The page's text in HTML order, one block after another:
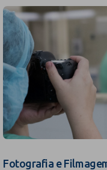
Fotografia e